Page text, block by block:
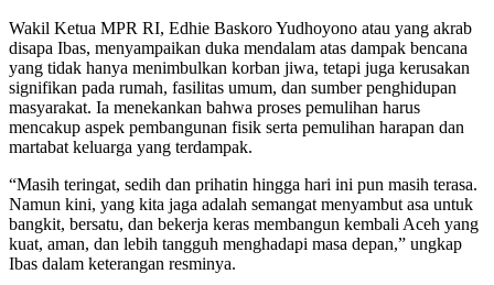
Wakil Ketua MPR RI, Edhie Baskoro Yudhoyono atau yang akrab
disapa Ibas, menyampaikan duka mendalam atas dampak bencana
yang tidak hanya menimbulkan korban jiwa, tetapi juga kerusakan
signifikan pada rumah, fasilitas umum, dan sumber penghidupan
masyarakat. Ia menekankan bahwa proses pemulihan harus
mencakup aspek pembangunan fisik serta pemulihan harapan dan
martabat keluarga yang terdampak.
“Masih teringat, sedih dan prihatin hingga hari ini pun masih terasa.
Namun kini, yang kita jaga adalah semangat menyambut asa untuk
bangkit, bersatu, dan bekerja keras membangun kembali Aceh yang
kuat, aman, dan lebih tangguh menghadapi masa depan,” ungkap
Ibas dalam keterangan resminya.